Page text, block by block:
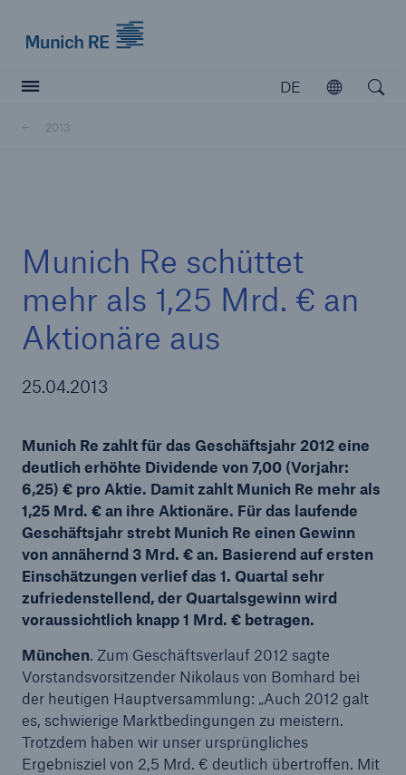
DE
Öffnen
2013
Munich Re schüttet
mehr als 1,25 Mrd. € an
Aktionäre aus
25.04.2013
Munich Re zahlt für das Geschäftsjahr 2012 eine
deutlich erhöhte Dividende von 7,00 (Vorjahr:
6,25) € pro Aktie. Damit zahlt Munich Re mehr als
1,25 Mrd. € an ihre Aktionäre. Für das laufende
Geschäftsjahr strebt Munich Re einen Gewinn
von annähernd 3 Mrd. € an. Basierend auf ersten
Einschätzungen verlief das 1. Quartal sehr
zufriedenstellend, der Quartalsgewinn wird
voraussichtlich knapp 1 Mrd. € betragen.
München. Zum Geschäftsverlauf 2012 sagte
Vorstandsvorsitzender Nikolaus von Bomhard bei
der heutigen Hauptversammlung: „Auch 2012 galt
es, schwierige Marktbedingungen zu meistern.
Trotzdem haben wir unser ursprüngliches
Ergebnisziel von 2,5 Mrd. € deutlich übertroffen. Mit
Tech Trend Radar 2026
Our expert perspective for insurance